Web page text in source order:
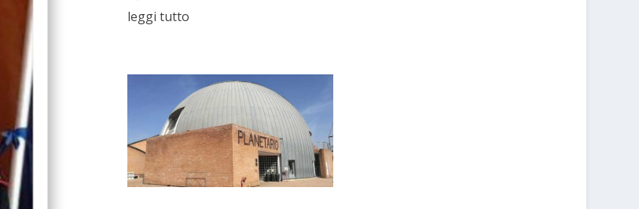
leggi tutto